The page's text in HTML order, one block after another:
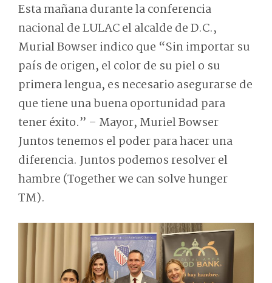
Esta mañana durante la conferencia
nacional de LULAC el alcalde de D.C.,
Murial Bowser indico que “Sin importar su
país de origen, el color de su piel o su
primera lengua, es necesario asegurarse de
que tiene una buena oportunidad para
tener éxito.” – Mayor, Muriel Bowser
Juntos tenemos el poder para hacer una
diferencia. Juntos podemos resolver el
hambre (Together we can solve hunger
TM).